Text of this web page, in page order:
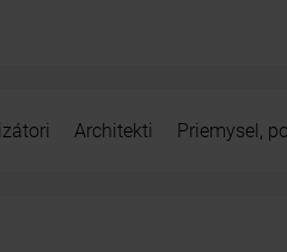
Architekti Priemysel,